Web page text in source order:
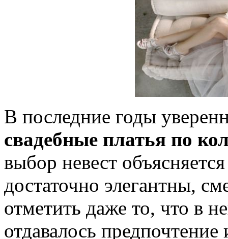
В последние годы
свадебные платья по
выбор невест
достаточно элегантны,
отметить даже то, что в
отдавалось